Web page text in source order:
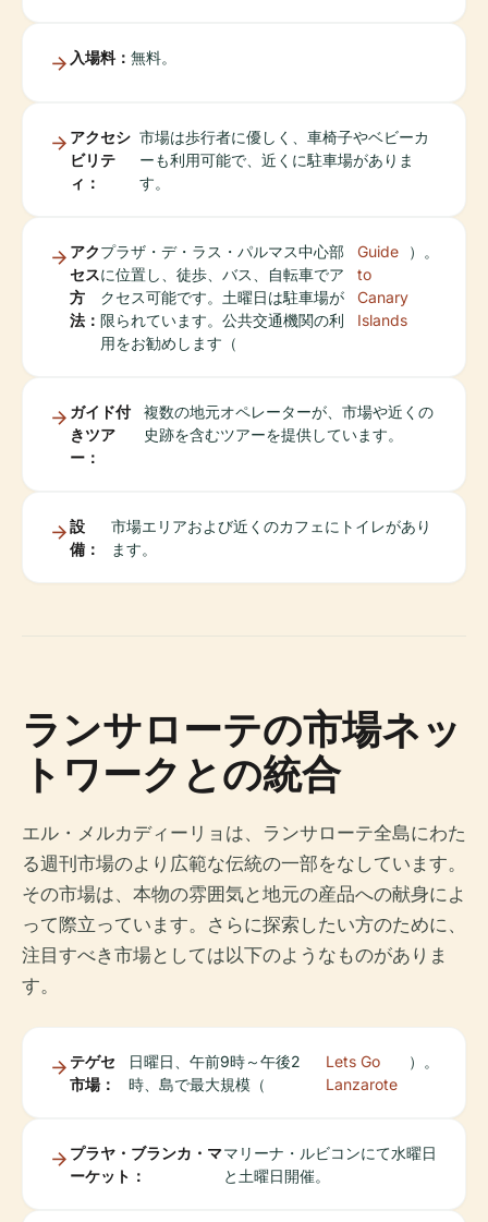
入場料： 無料。
アクセシ
ビリテ
ィ：
市場は歩行者に優しく、車椅子やベビーカ
ーも利用可能で、近くに駐車場がありま
す。
アク
セス
方
法：
プラザ・デ・ラス・パルマス中心部
に位置し、徒歩、バス、自転車でア
クセス可能です。土曜日は駐車場が
限られています。公共交通機関の利
用をお勧めします（
Guide
to
Canary
Islands
）。
ガイド付
きツア
ー：
複数の地元オペレーターが、市場や近くの
史跡を含むツアーを提供しています。
設
備：
市場エリアおよび近くのカフェにトイレがあり
ます。
ランサローテの市場ネッ
トワークとの統合
エル・メルカディーリョは、ランサローテ全島にわた
る週刊市場のより広範な伝統の一部をなしています。
その市場は、本物の雰囲気と地元の産品への献身によ
って際立っています。さらに探索したい方のために、
注目すべき市場としては以下のようなものがありま
す。
テゲセ
市場：
日曜日、午前9時～午後2
時、島で最大規模（
Lets Go
Lanzarote
）。
プラヤ・ブランカ・マ
ーケット：
マリーナ・ルビコンにて水曜日
と土曜日開催。